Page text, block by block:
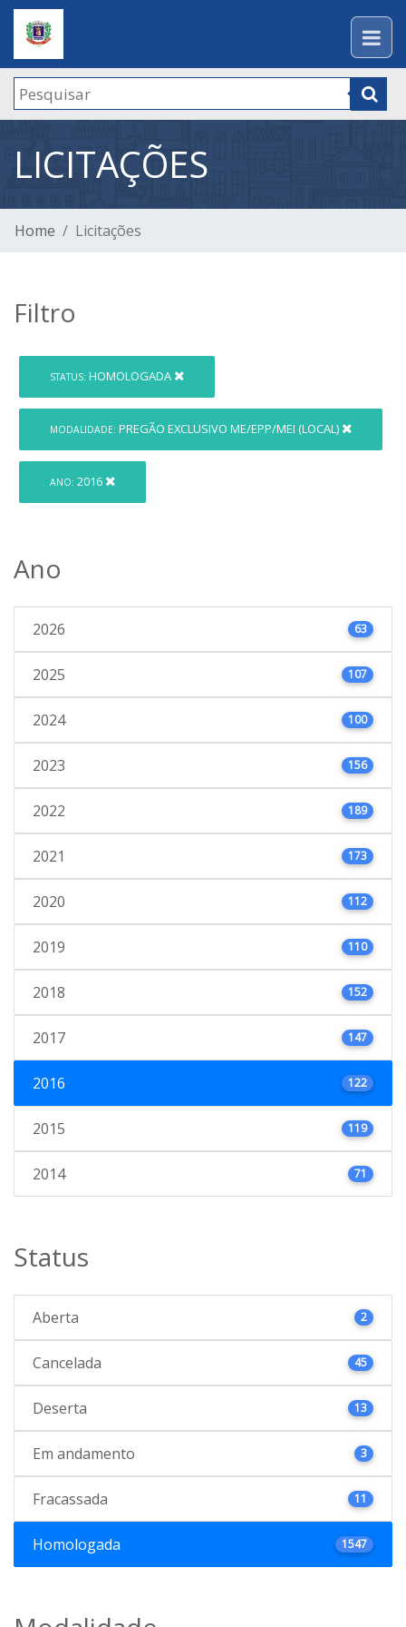
LICITAÇÕES
Home Licitações
Filtro
STATUS: HOMOLOGADA
MODALIDADE: PREGÃO EXCLUSIVO ME/EPP/MEI (LOCAL)
ANO: 2016
Ano
2026 63
2025 107
2024 100
2023 156
2022 189
2021 173
2020 112
2019 110
2018 152
2017 147
2016 122
2015 119
2014 71
Status
Aberta 2
Cancelada 45
Deserta 13
Em andamento 3
Fracassada 11
Homologada 1547